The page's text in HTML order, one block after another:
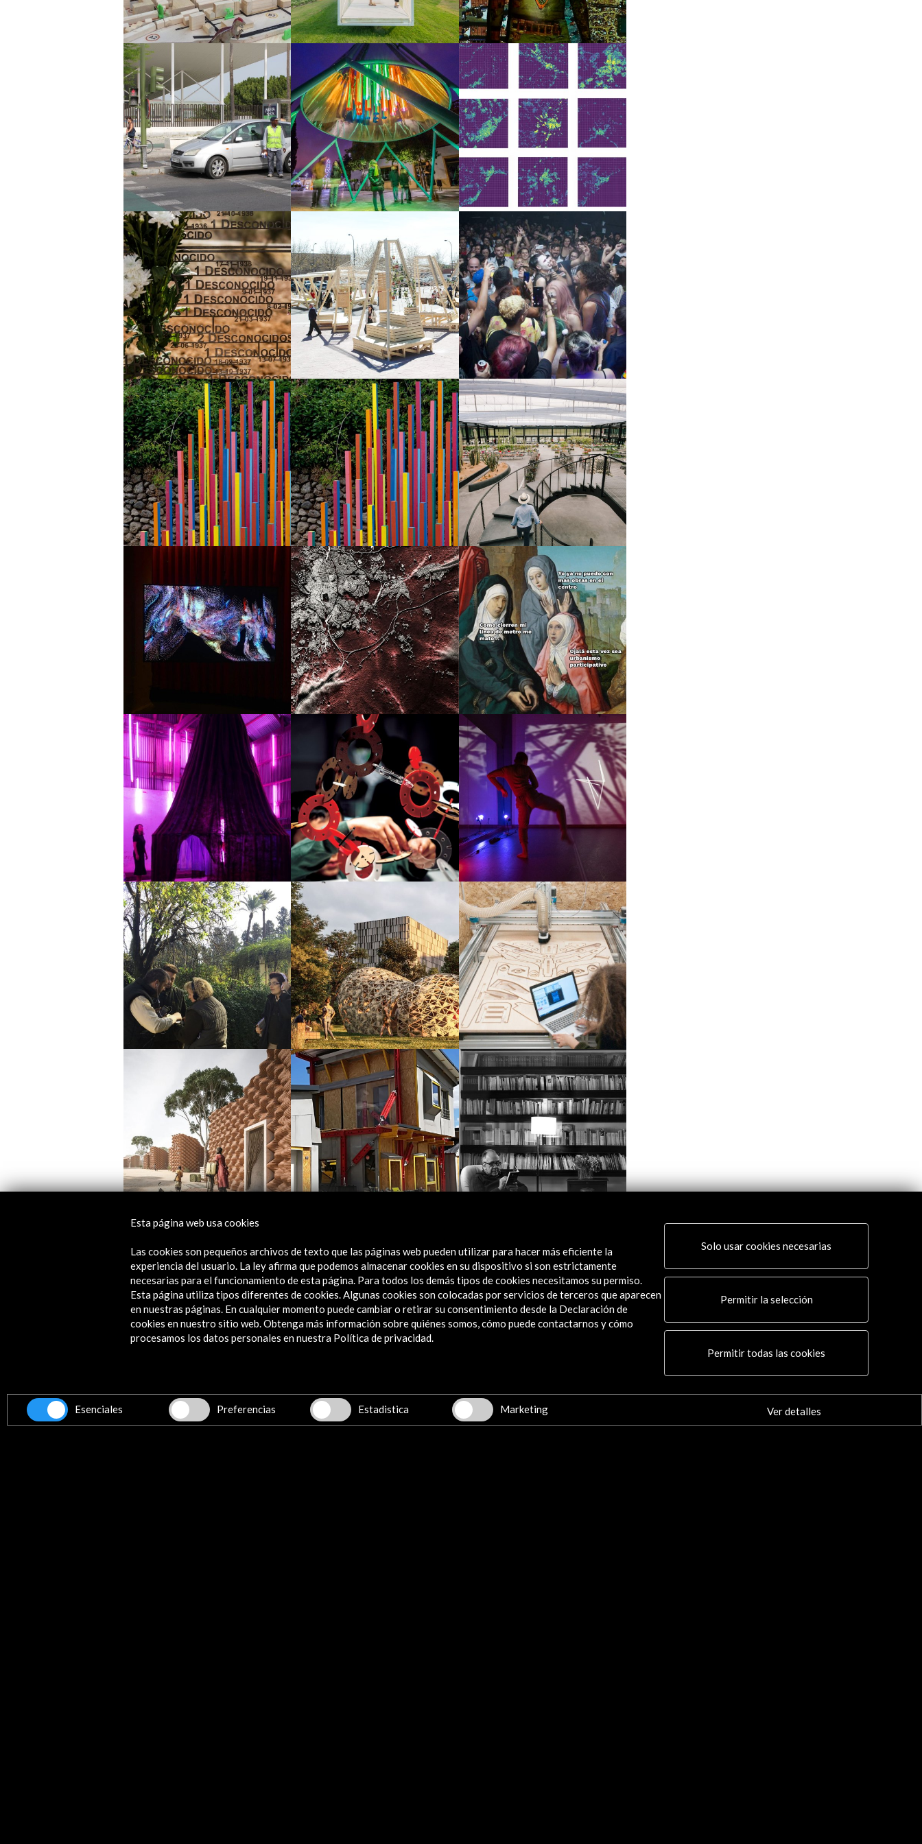
Logos y crédito a AC/E
Contacto
Esta página web usa cookies
Las cookies son pequeños archivos de texto que las páginas web pueden utilizar para hacer más eficiente la
experiencia del usuario. La ley afirma que podemos almacenar cookies en su dispositivo si son estrictamente
necesarias para el funcionamiento de esta página. Para todos los demás tipos de cookies necesitamos su permiso.
Esta página utiliza tipos diferentes de cookies. Algunas cookies son colocadas por servicios de terceros que aparecen
en nuestras páginas. En cualquier momento puede cambiar o retirar su consentimiento desde la Declaración de
cookies en nuestro sitio web. Obtenga más información sobre quiénes somos, cómo puede contactarnos y cómo
procesamos los datos personales en nuestra Política de privacidad.
Solo usar cookies necesarias
Permitir la selección
Permitir todas las cookies
Esenciales Preferencias Estadistica Marketing Ver detalles